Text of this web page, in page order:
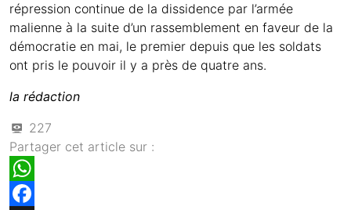
répression continue de la dissidence par l’armée
malienne à la suite d’un rassemblement en faveur de la
démocratie en mai, le premier depuis que les soldats
ont pris le pouvoir il y a près de quatre ans.
la rédaction
227
Partager cet article sur :
W